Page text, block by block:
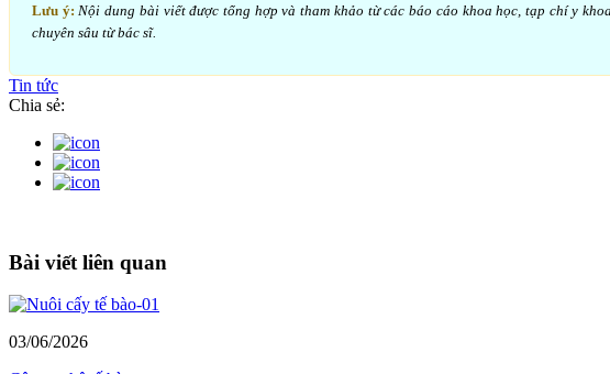
Lưu ý: Nội dung bài viết được tổng hợp và tham khảo từ các báo cáo khoa học, tạp chí y
chuyên sâu từ bác sĩ.
Tin tức
Chia sẻ:
Bài viết liên quan
03/06/2026